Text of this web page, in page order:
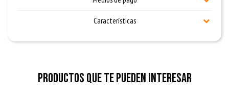
Características
Productos que te pueden interesar